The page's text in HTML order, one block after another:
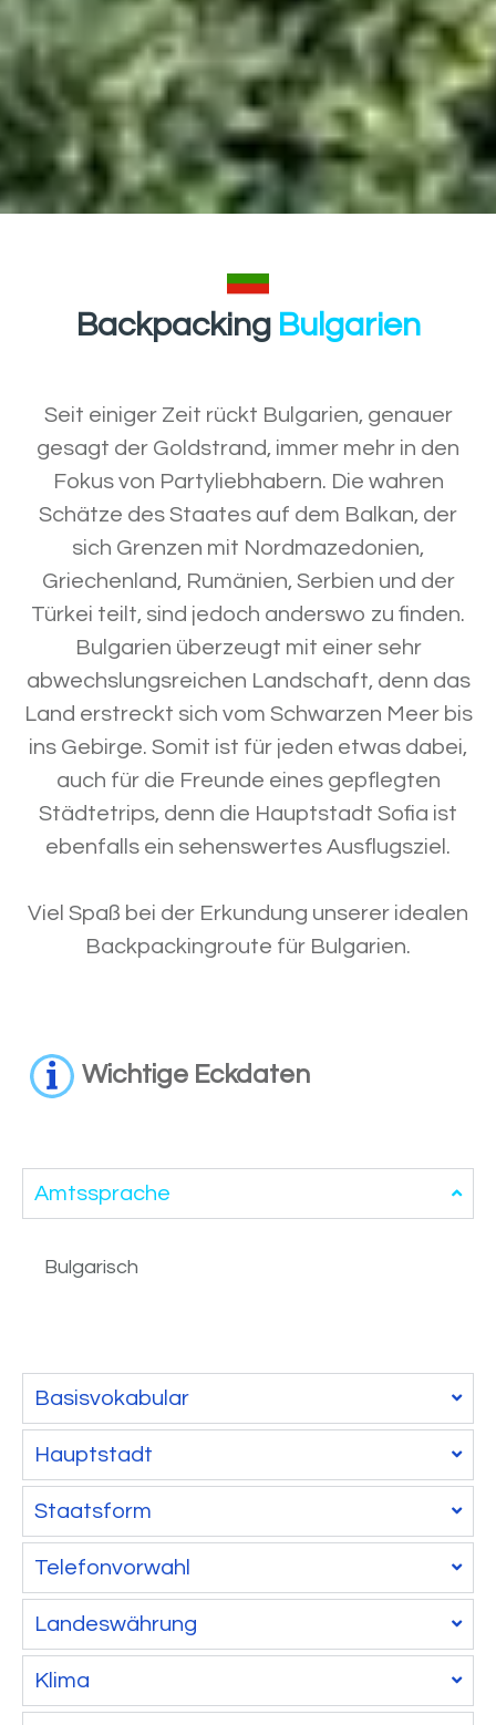
Backpacking Bulgarien
Seit einiger Zeit rückt Bulgarien, genauer
gesagt der Goldstrand, immer mehr in den
Fokus von Partyliebhabern. Die wahren
Schätze des Staates auf dem Balkan, der
sich Grenzen mit Nordmazedonien,
Griechenland, Rumänien, Serbien und der
Türkei teilt, sind jedoch anderswo zu finden.
Bulgarien überzeugt mit einer sehr
abwechslungsreichen Landschaft, denn das
Land erstreckt sich vom Schwarzen Meer bis
ins Gebirge. Somit ist für jeden etwas dabei,
auch für die Freunde eines gepflegten
Städtetrips, denn die Hauptstadt Sofia ist
ebenfalls ein sehenswertes Ausflugsziel.
Viel Spaß bei der Erkundung unserer idealen
Backpackingroute für Bulgarien.
Wichtige Eckdaten
Amtssprache
Bulgarisch
Basisvokabular
Hauptstadt
Staatsform
Telefonvorwahl
Landeswährung
Klima